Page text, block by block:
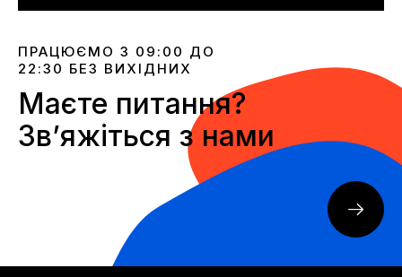
ПРАЦЮЄМО З 09:00 ДО
22:30 БЕЗ ВИХІДНИХ
Маєте питання?
Звʼяжіться з нами